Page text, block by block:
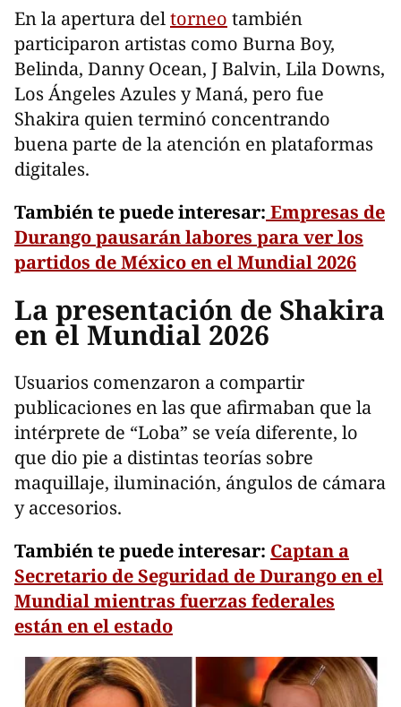
En la apertura deltorneo también
participaron artistas como Burna Boy,
Belinda, Danny Ocean, J Balvin, Lila Downs,
Los Ángeles Azules y Maná, pero fue
Shakira quien terminó concentrando
buena parte de la atención en plataformas
digitales.
También te puede interesar: Empresas de
Durango pausarán labores para ver los
partidos de México en el Mundial 2026
La presentación de Shakira
en el Mundial 2026
Usuarios comenzaron a compartir
publicaciones en las que afirmaban que la
intérprete de “Loba” se veía diferente, lo
que dio pie a distintas teorías sobre
maquillaje, iluminación, ángulos de cámara
y accesorios.
También te puede interesar: Captan a
Secretario de Seguridad de Durango en el
Mundial mientras fuerzas federales
están en el estado